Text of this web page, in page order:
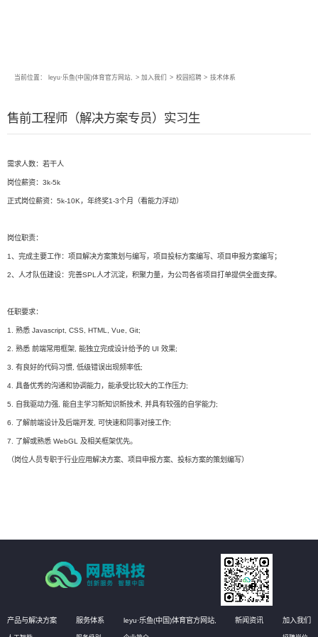
当前位置： leyu·乐鱼(中国)体育官方网站, > 加入我们 > 校园招聘 > 技术体系
售前工程师（解决方案专员）实习生
需求人数：若干人
岗位薪资：3k-5k
正式岗位薪资：5k-10K，年终奖1-3个月（看能力浮动）
岗位职责：
1、完成主要工作：项目解决方案策划与编写，项目投标方案编写、项目申报方案编写；
2、人才队伍建设：完善SPL人才沉淀，积聚力量，为公司各省项目打单提供全面支撑。
任职要求：
1. 熟悉 Javascript, CSS, HTML, Vue, Git;
2. 熟悉 前端常用框架, 能独立完成设计给予的 UI 效果;
3. 有良好的代码习惯, 低级错误出现频率低;
4. 具备优秀的沟通和协调能力，能承受比较大的工作压力;
5. 自我驱动力强, 能自主学习新知识新技术, 并具有较强的自学能力;
6. 了解前端设计及后端开发, 可快速和同事对接工作;
7. 了解或熟悉 WebGL 及相关框架优先。
（岗位人员专职于行业应用解决方案、项目申报方案、投标方案的策划编写）
产品与解决方案 服务体系 leyu·乐鱼(中国)体育官方网站, 新闻资讯 加入我们